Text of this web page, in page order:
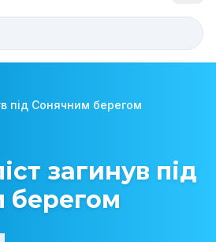
під Сонячним берегом
загинув під
берегом